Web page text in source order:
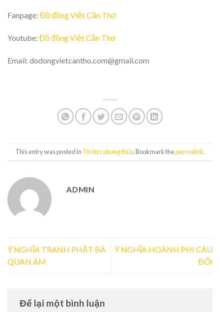
Fanpage: Đồ đồng Việt Cần Thơ
Youtube: Đồ đồng Việt Cần Thơ
Email: dodongvietcantho.com@gmail.com
This entry was posted in Tin tức phong thủy. Bookmark thepermalink.
ADMIN
Ý NGHĨA TRANH PHẬT BÀ
QUAN ÂM
Ý NGHĨA HOÀNH PHI CÂU
ĐỐI
Để lại một bình luận